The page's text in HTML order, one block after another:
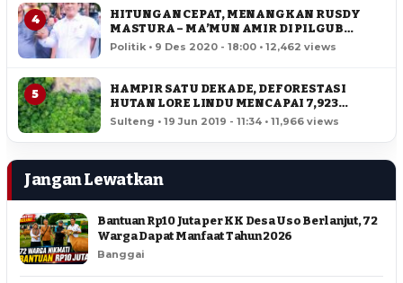
4
HITUNGAN CEPAT, MENANGKAN RUSDY
MASTURA – MA’MUN AMIR DI PILGUB
SULTENG
Politik • 9 Des 2020 - 18:00 • 12,462 views
5
HAMPIR SATU DEKADE, DEFORESTASI
HUTAN LORE LINDU MENCAPAI 7,923
HEKTAR
Sulteng • 19 Jun 2019 - 11:34 • 11,966 views
Jangan Lewatkan
Bantuan Rp10 Juta per KK Desa Uso Berlanjut, 72
Warga Dapat Manfaat Tahun 2026
Banggai